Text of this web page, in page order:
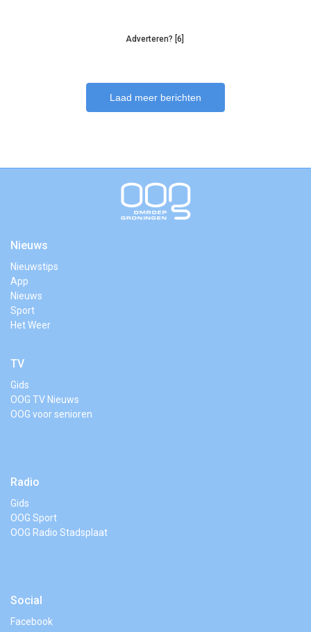
Adverteren? [6]
Laad meer berichten
Nieuws
Nieuwstips
App
Nieuws
Sport
Het Weer
TV
Gids
OOG TV Nieuws
OOG voor senioren
Radio
Gids
OOG Sport
OOG Radio Stadsplaat
Social
Facebook